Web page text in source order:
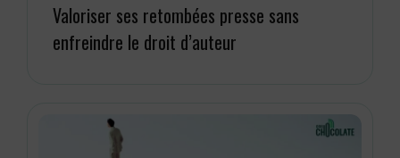
Valoriser ses retombées presse sans
enfreindre le droit d’auteur